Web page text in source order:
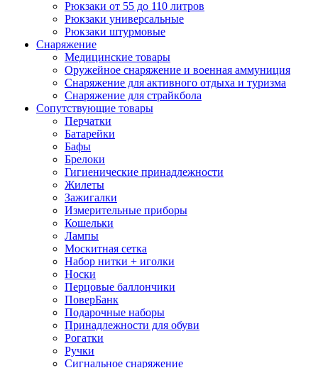
Рюкзаки от 55 до 110 литров
Рюкзаки универсальные
Рюкзаки штурмовые
Снаряжение
Медицинские товары
Оружейное снаряжение и военная аммуниция
Снаряжение для активного отдыха и туризма
Снаряжение для страйкбола
Сопутствующие товары
Перчатки
Батарейки
Бафы
Брелоки
Гигиенические принадлежности
Жилеты
Зажигалки
Измерительные приборы
Кошельки
Лампы
Москитная сетка
Набор нитки + иголки
Носки
Перцовые баллончики
ПоверБанк
Подарочные наборы
Принадлежности для обуви
Рогатки
Ручки
Сигнальное снаряжение